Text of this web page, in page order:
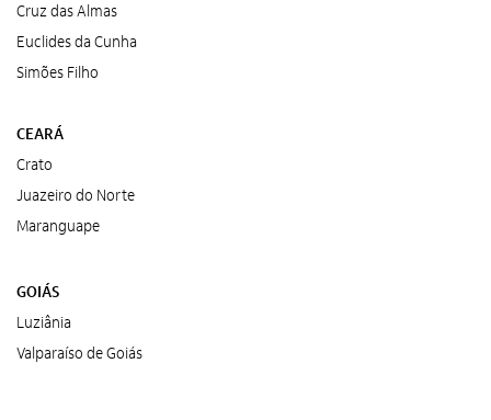
Cruz das Almas
Euclides da Cunha
Simões Filho
CEARÁ
Crato
Juazeiro do Norte
Maranguape
GOIÁS
Luziânia
Valparaíso de Goiás